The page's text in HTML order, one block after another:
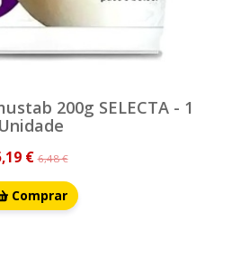
200g SELECTA - 1
Unidade
€6,48 €
Comprar